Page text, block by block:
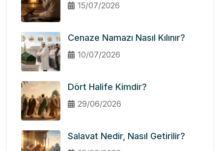
15/07/2026
Cenaze Namazı Nasıl Kılınır?
10/07/2026
Dört Halife Kimdir?
29/06/2026
Salavat Nedir, Nasıl Getirilir?